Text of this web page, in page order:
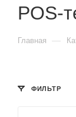
POS-
Главная —
ФИЛЬТР